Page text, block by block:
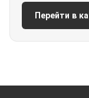
Перейти в